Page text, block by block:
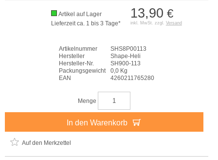
13,90 €
inkl. MwSt. zzgl. Versand
Artikel auf Lager
Lieferzeit ca. 1 bis 3 Tage*
Artikelnummer
SHS8P00113
Hersteller
Shape-Heli
Hersteller-Nr.
SH900-113
Packungsgewicht
0,0 Kg
EAN
4260211765280
Menge
In den Warenkorb
Auf den Merkzettel